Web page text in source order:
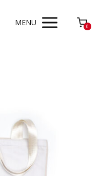
MENU 0